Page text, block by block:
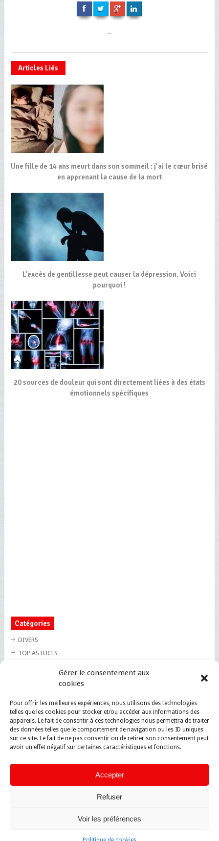
Gérer le consentement aux
cookies
Pour offrir les meilleures expériences, nous utilisons des technologies
telles que les cookies pour stocker et/ou accéder aux informations des
appareils. Le fait de consentir à ces technologies nous permettra de traiter
des données telles que le comportement de navigation ou les ID uniques
sur ce site. Le fait de ne pas consentir ou de retirer son consentement peut
avoir un effet négatif sur certaines caractéristiques et fonctions.
Accepter
Refuser
Voir les préférences
...
Articles Liés
Une fille de 14 ans meurt dans son sommeil : j’ai le cœur brisé
en apprenant la cause de la mort
L’excès de gentillesse peut causer la dépression. Voici
pourquoi !
20 sources de douleur qui sont directement liées à des états
émotionnels spécifiques
Catégories
DIVERS
TOP ASTUCES
TOP INSOLITE
TOP SANTE